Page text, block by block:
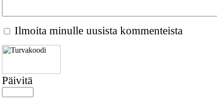
Ilmoita minulle uusista kommenteista
Päivitä